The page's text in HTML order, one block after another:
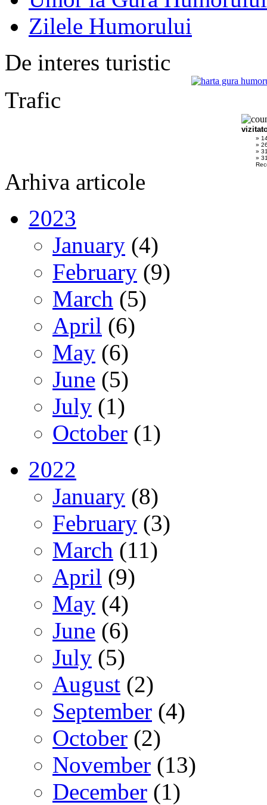
Zilele Humorului
De interes turistic
Trafic
»
»
»
»
Arhiva articole
2023
January (4)
February (9)
March (5)
April (6)
May (6)
June (5)
July (1)
October (1)
2022
January (8)
February (3)
March (11)
April (9)
May (4)
June (6)
July (5)
August (2)
September (4)
October (2)
November (13)
December (1)